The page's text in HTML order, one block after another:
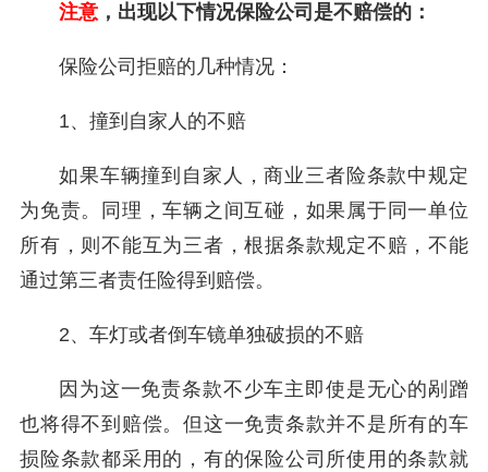
注意 ，出现以下情况保险公司是不赔偿的：
保险公司拒赔的几种情况：
1、撞到自家人的不赔
如果车辆撞到自家人，商业三者险条款中规定
为免责。同理，车辆之间互碰，如果属于同一单位
所有，则不能互为三者，根据条款规定不赔，不能
通过第三者责任险得到赔偿。
2、车灯或者倒车镜单独破损的不赔
因为这一免责条款不少车主即使是无心的剐蹭
也将得不到赔偿。但这一免责条款并不是所有的车
损险条款都采用的，有的保险公司所使用的条款就